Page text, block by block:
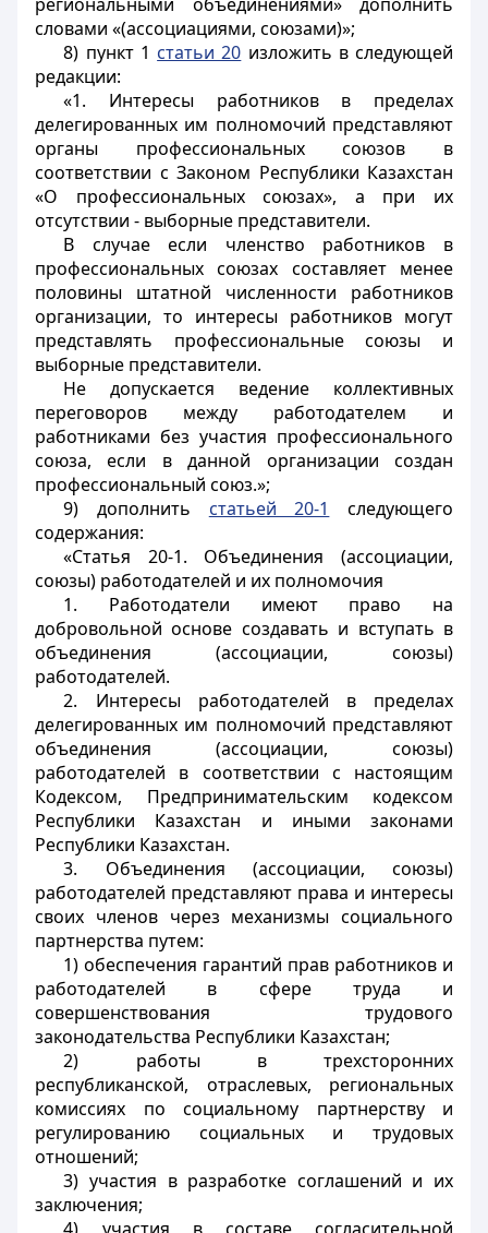
словами «(ассоциациями, союзами)»;
8) пункт 1 статьи 20 изложить в следующей
редакции:
«1. Интересы работников в пределах
делегированных им полномочий представляют
органы профессиональных союзов в
соответствии с Законом Республики Казахстан
«О профессиональных союзах», а при их
отсутствии - выборные представители.
В случае если членство работников в
профессиональных союзах составляет менее
половины штатной численности работников
организации, то интересы работников могут
представлять профессиональные союзы и
выборные представители.
Не допускается ведение коллективных
переговоров между работодателем и
работниками без участия профессионального
союза, если в данной организации создан
профессиональный союз.»;
9) дополнить статьей 20-1
следующего
содержания:
«Статья 20-1. Объединения (ассоциации,
союзы) работодателей и их полномочия
1. Работодатели имеют право на
добровольной основе создавать и вступать в
объединения (ассоциации, союзы)
работодателей.
2. Интересы работодателей в пределах
делегированных им полномочий представляют
объединения (ассоциации, союзы)
работодателей в соответствии с настоящим
Кодексом, Предпринимательским кодексом
Республики Казахстан и иными законами
Республики Казахстан.
3. Объединения (ассоциации, союзы)
работодателей представляют права и интересы
своих членов через механизмы социального
партнерства путем:
1) обеспечения гарантий прав работников и
работодателей в сфере труда и
совершенствования трудового
законодательства Республики Казахстан;
2) работы в трехсторонних
республиканской, отраслевых, региональных
комиссиях по социальному партнерству и
регулированию социальных и трудовых
отношений;
3) участия в разработке соглашений и их
заключения;